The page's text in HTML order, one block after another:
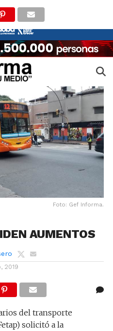
Foto: Gef Informa.
AUMENTOS
2019
del transporte
solicitó a la